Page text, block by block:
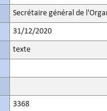
Secrétaire général de
31/12/2020
texte
3368